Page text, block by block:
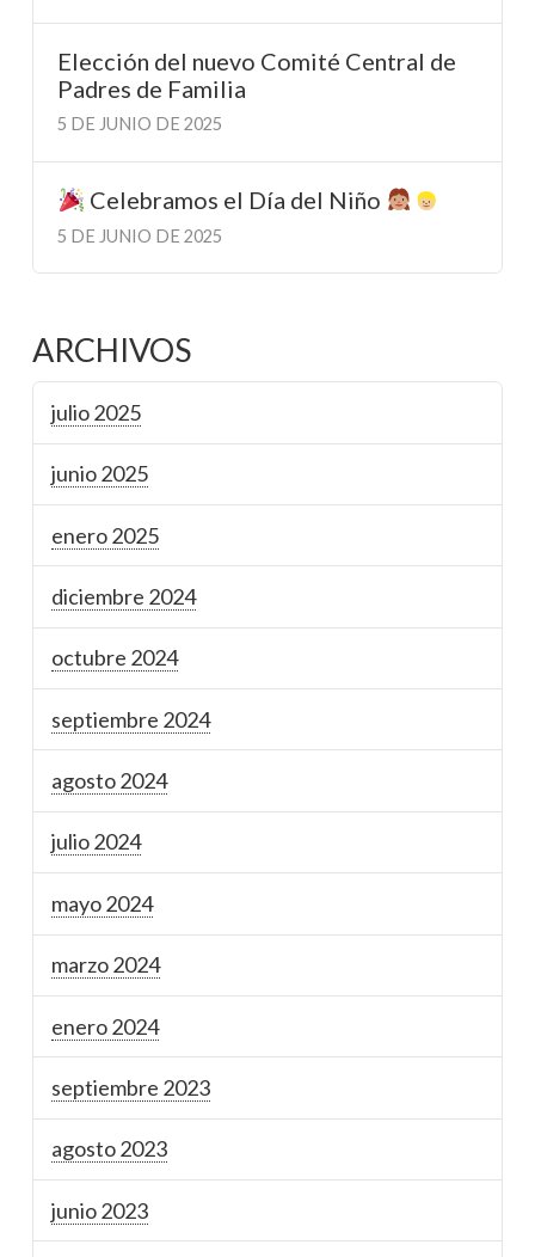
Elección del nuevo Comité Central de
Padres de Familia
5 DE JUNIO DE 2025
Celebramos el Día del Niño
5 DE JUNIO DE 2025
ARCHIVOS
julio 2025
junio 2025
enero 2025
diciembre 2024
octubre 2024
septiembre 2024
agosto 2024
julio 2024
mayo 2024
marzo 2024
enero 2024
septiembre 2023
agosto 2023
junio 2023